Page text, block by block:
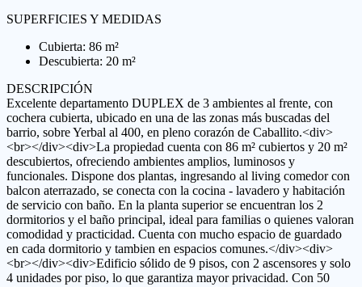
SUPERFICIES Y MEDIDAS
Cubierta: 86 m²
Descubierta: 20 m²
DESCRIPCIÓN
Excelente departamento DUPLEX de 3 ambientes al frente, con
cochera cubierta, ubicado en una de las zonas más buscadas del
barrio, sobre Yerbal al 400, en pleno corazón de Caballito.<div>
<br></div><div>La propiedad cuenta con 86 m² cubiertos y 20 m²
descubiertos, ofreciendo ambientes amplios, luminosos y
funcionales. Dispone dos plantas, ingresando al living comedor con
balcon aterrazado, se conecta con la cocina - lavadero y habitación
de servicio con baño. En la planta superior se encuentran los 2
dormitorios y el baño principal, ideal para familias o quienes valoran
comodidad y practicidad. Cuenta con mucho espacio de guardado
en cada dormitorio y tambien en espacios comunes.</div><div>
<br></div><div>Edificio sólido de 9 pisos, con 2 ascensores y solo
4 unidades por piso, lo que garantiza mayor privacidad. Con 50